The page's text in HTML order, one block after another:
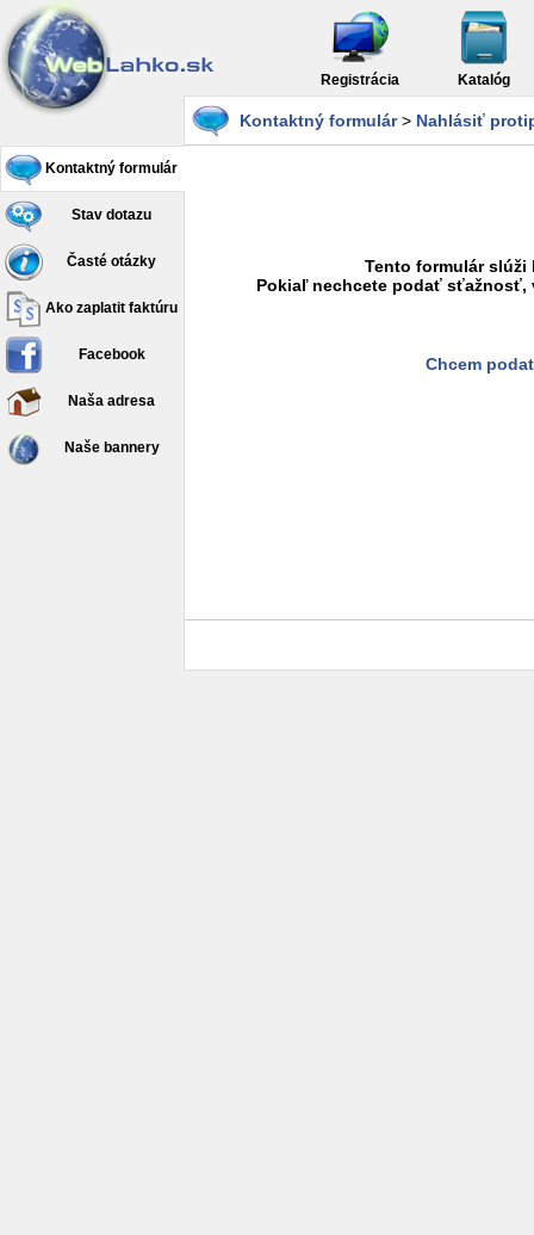
Registrácia Katalóg
Kontaktný formulár
Stav dotazu
Časté otázky
Ako zaplatit faktúru
Facebook
Naša adresa
Naše bannery
Kontaktný formulár> Nahlásiť
Tento formulár
Pokiaľ nechcete podať
Chcem